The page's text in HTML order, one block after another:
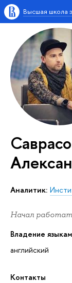
Высшая школа
Аналитик:
Начал
Владение
английский
Контакты